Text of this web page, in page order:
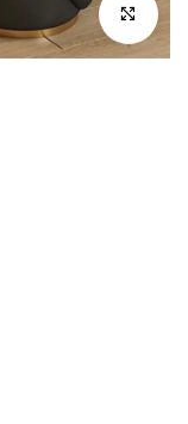
לחץ להגדלה